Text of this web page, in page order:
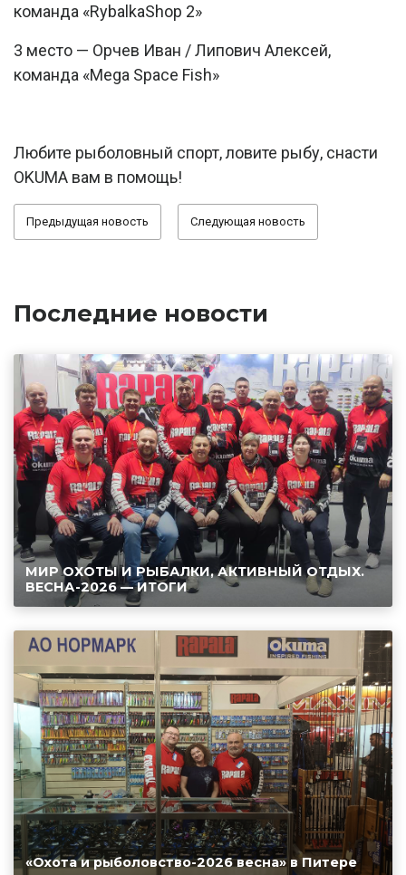
команда «RybalkaShop 2»
3 место — Орчев Иван / Липович Алексей,
команда «Mega Space Fish»
Любите рыболовный спорт, ловите рыбу, снасти
OKUMA вам в помощь!
Предыдущая новость Следующая новость
Последние новости
МИР ОХОТЫ И РЫБАЛКИ, АКТИВНЫЙ ОТДЫХ.
ВЕСНА-2026 — ИТОГИ
«Охота и рыболовство-2026 весна» в Питере